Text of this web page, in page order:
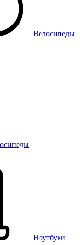
Велосипеды
Ноутбуки